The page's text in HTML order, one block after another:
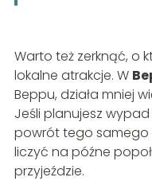
Warto też zerknąć, o
lokalne atrakcje. W
Beppu, działa mniej
Jeśli planujesz wypad
powrót tego samego
liczyć na późne
przyjeździe.